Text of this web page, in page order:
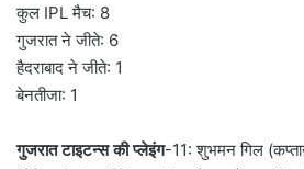
कुल IPL मैच: 8
गुजरात ने जीते: 6
हैदराबाद ने जीते: 1
बेनतीजा: 1
गुजरात टाइटन्स की प्लेइंग-11: शुभमन गिल